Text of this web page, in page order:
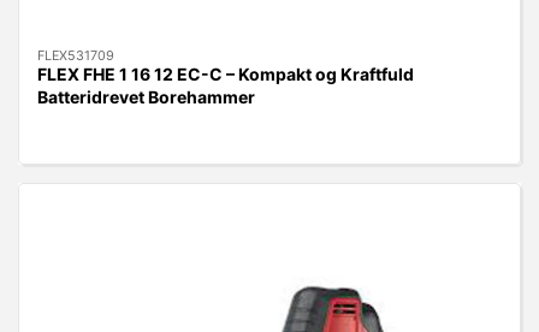
FLEX531709
FLEX FHE 1 16 12 EC-C – Kompakt og Kraftfuld
Batteridrevet Borehammer